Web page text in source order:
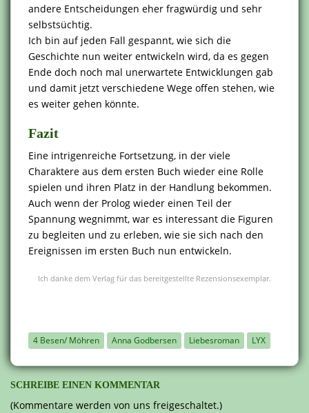
andere Entscheidungen eher fragwürdig und sehr
selbstsüchtig.
Ich bin auf jeden Fall gespannt, wie sich die
Geschichte nun weiter entwickeln wird, da es gegen
Ende doch noch mal unerwartete Entwicklungen gab
und damit jetzt verschiedene Wege offen stehen, wie
es weiter gehen könnte.
Fazit
Eine intrigenreiche Fortsetzung, in der viele
Charaktere aus dem ersten Buch wieder eine Rolle
spielen und ihren Platz in der Handlung bekommen.
Auch wenn der Prolog wieder einen Teil der
Spannung wegnimmt, war es interessant die Figuren
zu begleiten und zu erleben, wie sie sich nach den
Ereignissen im ersten Buch nun entwickeln.
Ich danke dem Verlag für das bereitgestellte Rezensionsexemplar.
4 Besen/ Möhren Anna Godbersen Liebesroman LYX
SCHREIBE EINEN KOMMENTAR
(Kommentare werden von uns freigeschaltet.)